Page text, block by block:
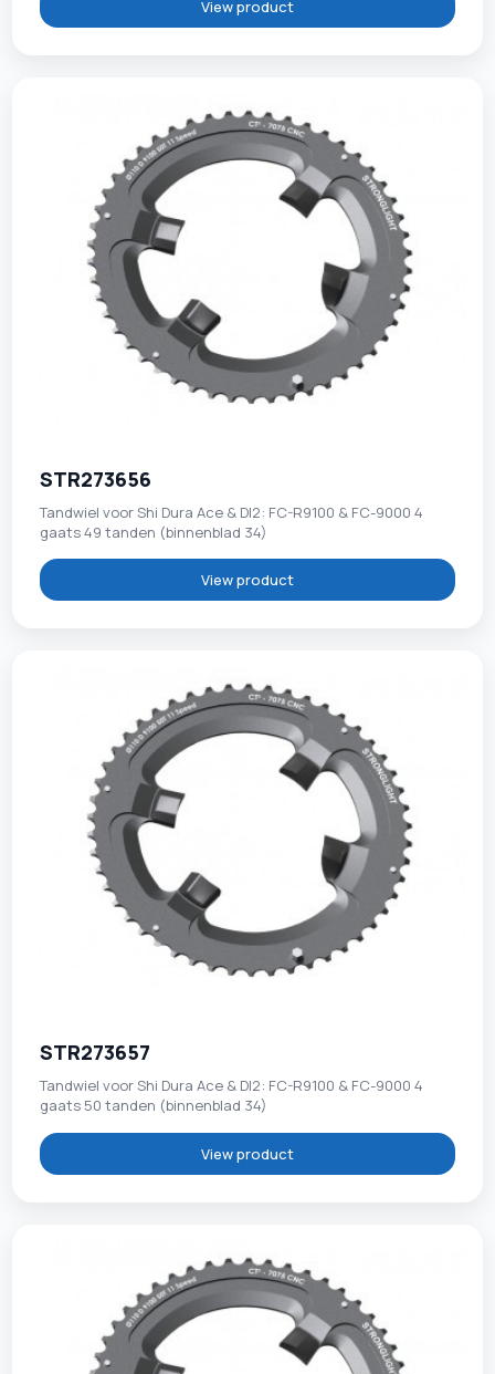
View product
STR273656
Tandwiel voor Shi Dura Ace & DI2: FC-R9100 & FC-9000 4
gaats 49 tanden (binnenblad 34)
View product
STR273657
Tandwiel voor Shi Dura Ace & DI2: FC-R9100 & FC-9000 4
gaats 50 tanden (binnenblad 34)
View product